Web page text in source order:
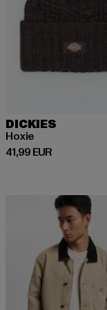
DICKIES
Hoxie
41,99 EUR
Prix courant: 41,99 EUR